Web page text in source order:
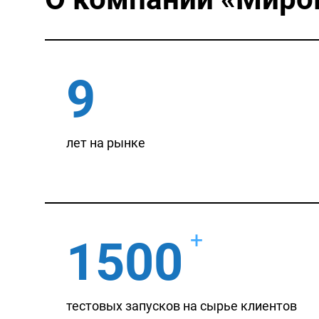
9
лет на рынке
1500 +
тестовых запусков на сырье клиентов